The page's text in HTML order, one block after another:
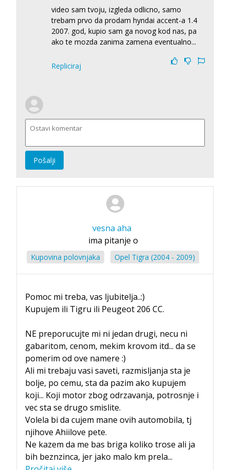
video sam tvoju, izgleda odlicno, samo
trebam prvo da prodam hyndai accent-a 1.4
2007. god, kupio sam ga novog kod nas, pa
ako te mozda zanima zamena eventualno...
Repliciraj
Pošalji
vesna aha
ima pitanje o
Kupovina polovnjaka Opel Tigra (2004 - 2009)
Pomoc mi treba, vas ljubitelja..:)
Kupujem ili Tigru ili Peugeot 206 CC.
NE preporucujte mi ni jedan drugi, necu ni
gabaritom, cenom, mekim krovom itd... da se
pomerim od ove namere :)
Ali mi trebaju vasi saveti, razmisljanja sta je
bolje, po cemu, sta da pazim ako kupujem
koji... Koji motor zbog odrzavanja, potrosnje i
vec sta se drugo smislite.
Volela bi da cujem mane ovih automobila, tj
njihove Ahiilove pete.
Ne kazem da me bas briga koliko trose ali ja
bih beznzinca, jer jako malo km prela...